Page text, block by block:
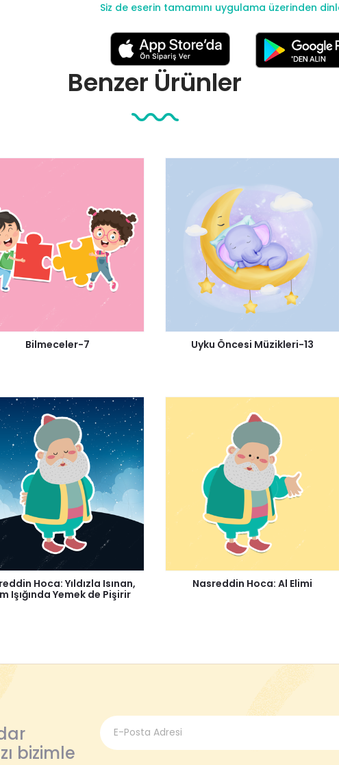
Siz de eserin tamamını uygulama üzerinden
Benzer Ürünler
Bilmeceler-7 Uyku Öncesi Müzikleri-13
Hoca: Yıldızla Isınan,
Işığında Yemek de Pişirir
Nasreddin Hoca: Al Elimi
bizimle